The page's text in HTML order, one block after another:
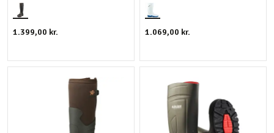
1.399,00 kr. 1.069,00 kr.